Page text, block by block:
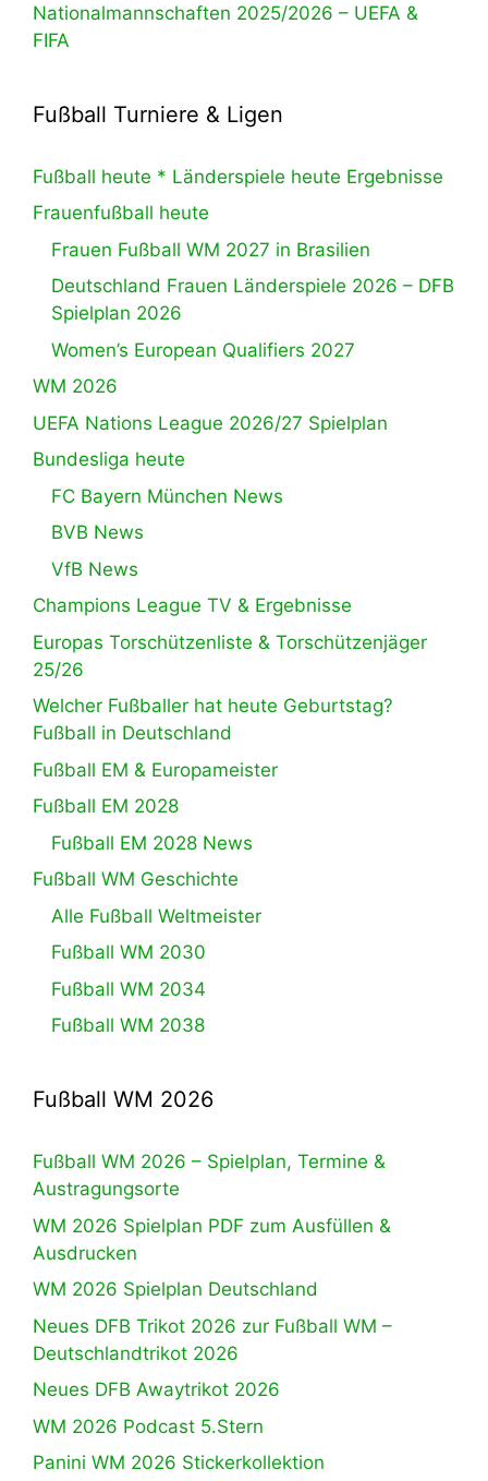
Nationalmannschaften 2025/2026 – UEFA &
FIFA
Fußball Turniere & Ligen
Fußball heute * Länderspiele heute Ergebnisse
Frauenfußball heute
Frauen Fußball WM 2027 in Brasilien
Deutschland Frauen Länderspiele 2026 – DFB
Spielplan 2026
Women’s European Qualifiers 2027
WM 2026
UEFA Nations League 2026/27 Spielplan
Bundesliga heute
FC Bayern München News
BVB News
VfB News
Champions League TV & Ergebnisse
Europas Torschützenliste & Torschützenjäger
25/26
Welcher Fußballer hat heute Geburtstag?
Fußball in Deutschland
Fußball EM & Europameister
Fußball EM 2028
Fußball EM 2028 News
Fußball WM Geschichte
Alle Fußball Weltmeister
Fußball WM 2030
Fußball WM 2034
Fußball WM 2038
Fußball WM 2026
Fußball WM 2026 – Spielplan, Termine &
Austragungsorte
WM 2026 Spielplan PDF zum Ausfüllen &
Ausdrucken
WM 2026 Spielplan Deutschland
Neues DFB Trikot 2026 zur Fußball WM –
Deutschlandtrikot 2026
Neues DFB Awaytrikot 2026
WM 2026 Podcast 5.Stern
Panini WM 2026 Stickerkollektion